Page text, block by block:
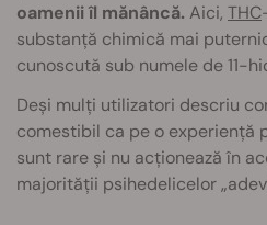
oamenii îl mănâncă. Aici, THC
substanță chimică mai
cunoscută sub numele de 11-
Deși mulți utilizatori descriu
comestibil ca pe o experiență
sunt rare și nu acționează în
majorității psihedelicelor